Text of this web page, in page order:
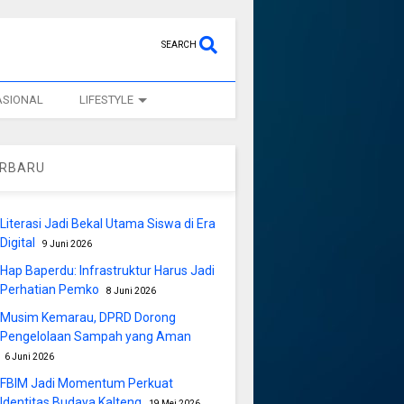
SEARCH
LIFESTYLE
Literasi Jadi Bekal Utama Siswa di Era
Digital
9 Juni 2026
Hap Baperdu: Infrastruktur Harus Jadi
Perhatian Pemko
8 Juni 2026
Musim Kemarau, DPRD Dorong
Pengelolaan Sampah yang Aman
6 Juni 2026
FBIM Jadi Momentum Perkuat